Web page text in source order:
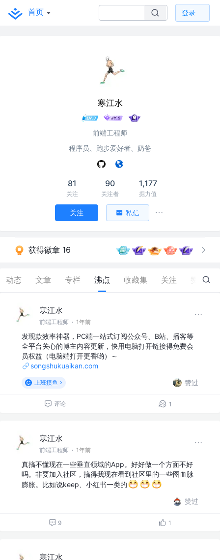
首页 登录
寒江水
前端工程师
程序员、跑步爱好者、奶爸
81
关注
90
关注者
1,177
掘力值
关注 私信
获得徽章 16
动态 文章 专栏 沸点 收藏集 关注 306
寒江水
前端工程师 · 1年前
发现款效率神器，PC端一站式订阅公众号、B站、播客等
全平台关心的博主内容更新，快用电脑打开链接得免费会
员权益（电脑端打开更香哟）～
songshukuaikan.com
上班摸鱼 赞过
评论 1
寒江水
前端工程师 · 1年前
真搞不懂现在一些垂直领域的App。好好做一个方面不好
吗。非要加入社区，搞得我现在看到社区里的一些图血脉
膨胀。比如说keep、小红书一类的
赞过
9 1
寒江水